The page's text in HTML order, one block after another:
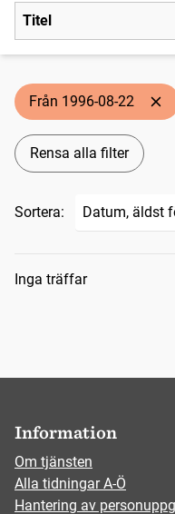
Titel
Från 1996-08-22
Rensa alla filter
Sortera:
Inga träffar
Information
Om tjänsten
Alla tidningar A-Ö
Hantering av